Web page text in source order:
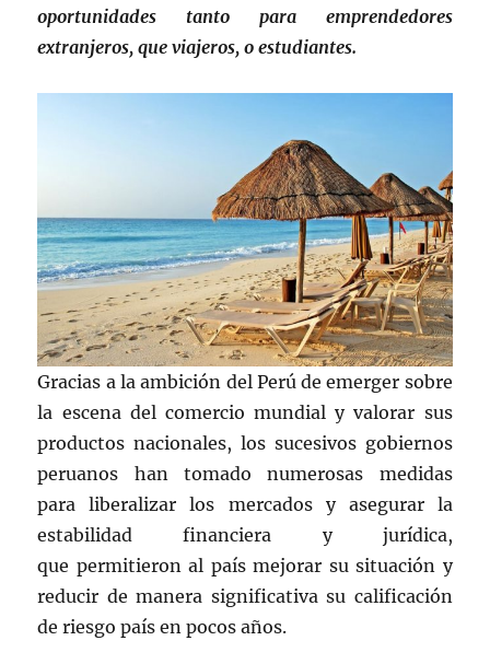
oportunidades tanto para emprendedores
extranjeros, que viajeros, o estudiantes.
Gracias a la ambición del Perú de emerger sobre
la escena del comercio mundial y valorar sus
productos nacionales, los sucesivos gobiernos
peruanos han tomado numerosas medidas
para liberalizar los mercados y asegurar la
estabilidad financiera y jurídica,
que permitieron al país mejorar su situación y
reducir de manera significativa su calificación
de riesgo país en pocos años.